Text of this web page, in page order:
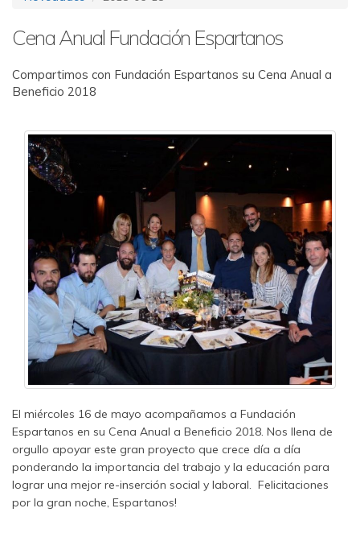
Cena Anual Fundación Espartanos
Compartimos con Fundación Espartanos su Cena Anual a
Beneficio 2018
El miércoles 16 de mayo acompañamos a Fundación
Espartanos en su Cena Anual a Beneficio 2018. Nos llena de
orgullo apoyar este gran proyecto que crece día a día
ponderando la importancia del trabajo y la educación para
lograr una mejor re-inserción social y laboral. Felicitaciones
por la gran noche, Espartanos!